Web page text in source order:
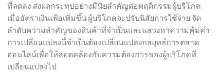
ที่ลดลง ส่งผลกระทบอย่างมีนัยสำคัญต่อพฤติกรรมผู้บริโภค
เมื่ออัตราเงินเฟ้อเพิ่มขึ้น ผู้บริโภคจะปรับนิสัยการใช้จ่าย จัด
ลำดับความสำคัญของสินค้าที่จำเป็นและแสวงหาความคุ้มค่า
การเปลี่ยนแปลงนี้จำเป็นต้องเปลี่ยนแปลงกลยุทธ์การตลาด
ออนไลน์เพื่อให้สอดคล้องกับความต้องการของผู้บริโภคที่
เปลี่ยนแปลงไป